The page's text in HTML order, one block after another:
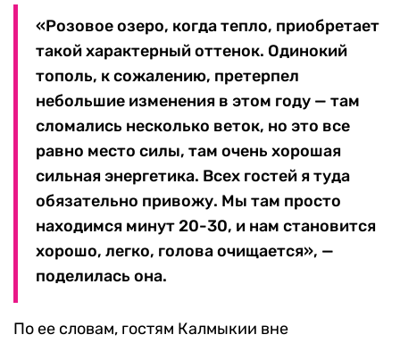
«Розовое озеро, когда тепло, приобретает
такой характерный оттенок. Одинокий
тополь, к сожалению, претерпел
небольшие изменения в этом году — там
сломались несколько веток, но это все
равно место силы, там очень хорошая
сильная энергетика. Всех гостей я туда
обязательно привожу. Мы там просто
находимся минут 20-30, и нам становится
хорошо, легко, голова очищается», —
поделилась она.
По ее словам, гостям Калмыкии вне